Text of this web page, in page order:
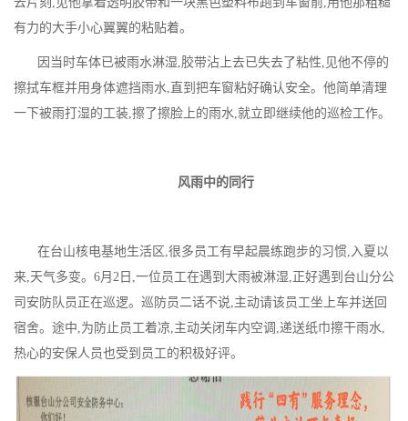
有力的大手小心翼翼的粘贴着。
因当时车体已被雨水淋湿,胶带沾上去已失去了粘性,见他不停的
擦拭车框并用身体遮挡雨水,直到把车窗粘好确认安全。他简单清理
一下被雨打湿的工装,擦了擦脸上的雨水,就立即继续他的巡检工作。
风雨中的同行
在台山核电基地生活区,很多员工有早起晨练跑步的习惯,入夏以
来,天气多变。 6月 2 日,一位员工在遇到大雨被淋湿,正好遇到台山分公
司安防队员正在巡逻。巡防员二话不说,主动请该员工坐上车并送回
宿舍。途中,为防止员工着凉,主动关闭车内空调,递送纸巾擦干雨水,
热心的安保人员也受到员工的积极好评。